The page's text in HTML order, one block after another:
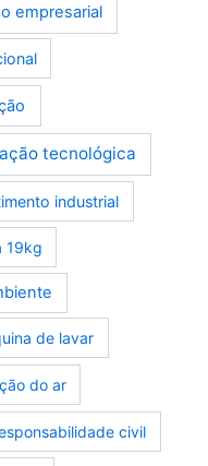
empresarial
tecnológica
industrial
19kg
de lavar
do ar
civil